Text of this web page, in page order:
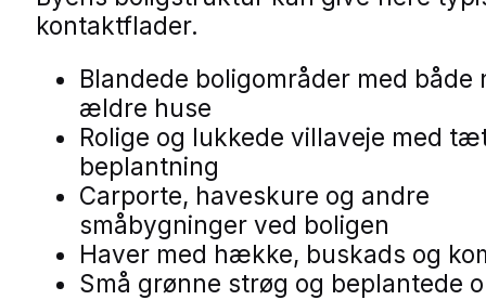
kontaktflader.
Blandede boligområder med både
ældre huse
Rolige og lukkede villaveje med
beplantning
Carporte, haveskure og andre
småbygninger ved boligen
Haver med hække, buskads og
Små grønne strøg og beplantede